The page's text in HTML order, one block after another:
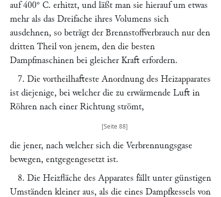
auf 400° C. erhitzt, und läßt man sie hierauf um etwas
mehr als das Dreifache ihres Volumens sich
ausdehnen, so beträgt der Brennstoffverbrauch nur den
dritten Theil von jenem, den die besten
Dampfmaschinen bei gleicher Kraft erfordern.
7. Die vortheilhafteste Anordnung des Heizapparates
ist diejenige, bei welcher die zu erwärmende Luft in
Röhren nach einer Richtung strömt,
die jener, nach welcher sich die Verbrennungsgase
bewegen, entgegengesetzt ist.
8. Die Heizfläche des Apparates fällt unter günstigen
Umständen kleiner aus, als die eines Dampfkessels von